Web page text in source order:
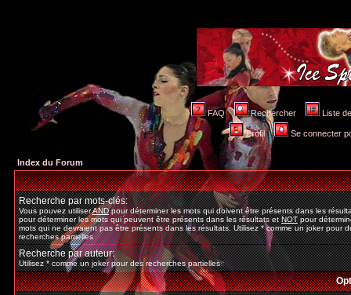
FAQ Rechercher Liste
Profil Se connecter
Index du Forum
Recherche par mots-clés:
Vous pouvez utiliserANDpour déterminer les mots qui doivent être présents dans les
pour déterminer les mots qui peuvent être présents dans les résultats etNOTpour
mots qui ne devraient pas être présents dans les résultats. Utilisez * comme un joker pour
recherches partielles
Recherche par auteur:
Utilisez * comme un joker pour des recherches partielles